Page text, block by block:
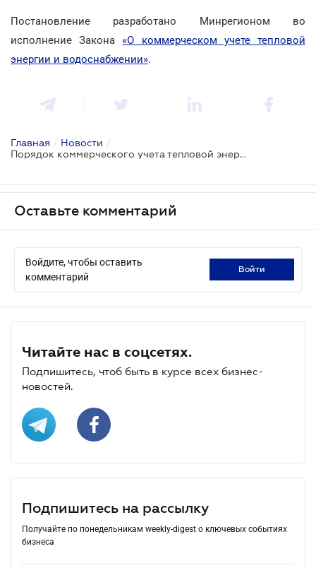
Постановление разработано Минрегионом во
исполнение Закона «О коммерческом учете тепловой
энергии и водоснабжении».
Главная / Новости /
Порядок коммерческого учета тепловой энергии может быть скорректирован
Оставьте комментарий
Войдите, чтобы оставить
комментарий
войти
Читайте нас в соцсетях.
Подпишитесь, чтоб быть в курсе всех бизнес-
новостей.
Подпишитесь на рассылку
Получайте по понедельникам weekly-digest о ключевых событиях
бизнеса